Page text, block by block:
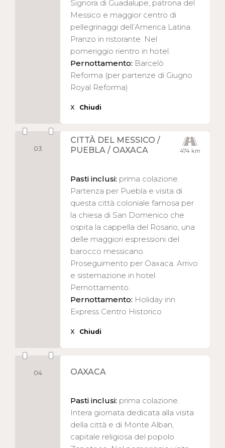
Signora di Guadalupe, patrona del
Messico e maggior centro di
pellegrinaggi dell’America Latina.
Pranzo in ristorante. Nel
pomeriggio rientro in hotel.
Pernottamento: Barcelò
Reforma (per partenze di Giugno
Royal Reforma)
X Chiudi
03 474 km
CITTÀ DEL MESSICO /
PUEBLA / OAXACA
Pasti inclusi: prima colazione.
Partenza per Puebla e visita di
questa città coloniale famosa per
la chiesa di San Domenico che
ospita la cappella del Rosario, una
delle maggiori espressioni del
barocco messicano.
Proseguimento per Oaxaca. Arrivo
e sistemazione in hotel.
Pernottamento.
Pernottamento: Holiday inn
Express Centro Historico
X Chiudi
04 OAXACA
Pasti inclusi: prima colazione.
Intera giornata dedicata alla visita
della città e di Monte Alban,
capitale religiosa del popolo